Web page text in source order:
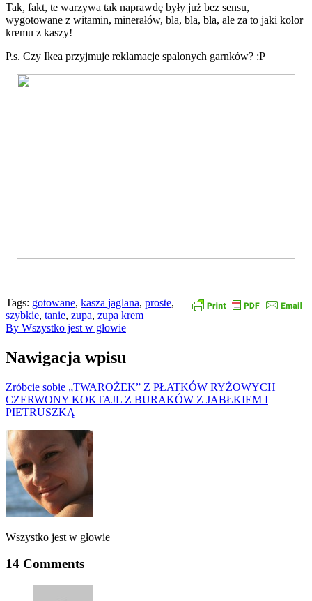
Tak, fakt, te warzywa tak naprawdę były już bez sensu,
wygotowane z witamin, minerałów, bla, bla, bla, ale za to jaki kolor
kremu z kaszy!
P.s. Czy Ikea przyjmuje reklamacje spalonych garnków? :P
Tags: gotowane, kasza jaglana, proste,
szybkie, tanie, zupa, zupa krem
By Wszystko jest w głowie
Nawigacja wpisu
Zróbcie sobie „TWAROŻEK” Z PŁATKÓW RYŻOWYCH
CZERWONY KOKTAJL Z BURAKÓW Z JABŁKIEM I
PIETRUSZKĄ
Wszystko jest w głowie
14 Comments